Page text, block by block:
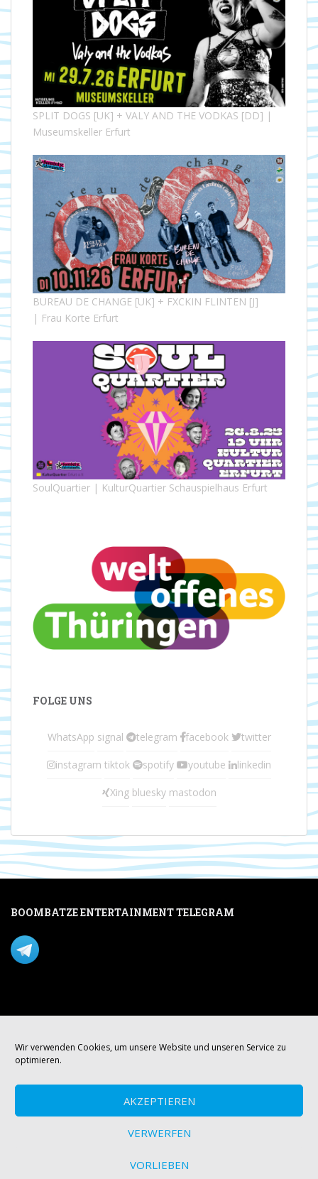
Wir verwenden Cookies, um unsere Website und unseren Service zu
optimieren.
AKZEPTIEREN
VERWERFEN
VORLIEBEN
SPLIT DOGS [UK] + VALY AND THE VODKAS [DD] |
Museumskeller Erfurt
BUREAU DE CHANGE [UK] + FXCKIN FLINTEN [J]
| Frau Korte Erfurt
SoulQuartier | KulturQuartier Schauspielhaus Erfurt
FOLGE UNS
WhatsApp signal telegram facebook twitter
instagram tiktok spotify youtube linkedin
Xing bluesky mastodon
BOOMBATZE ENTERTAINMENT TELEGRAM